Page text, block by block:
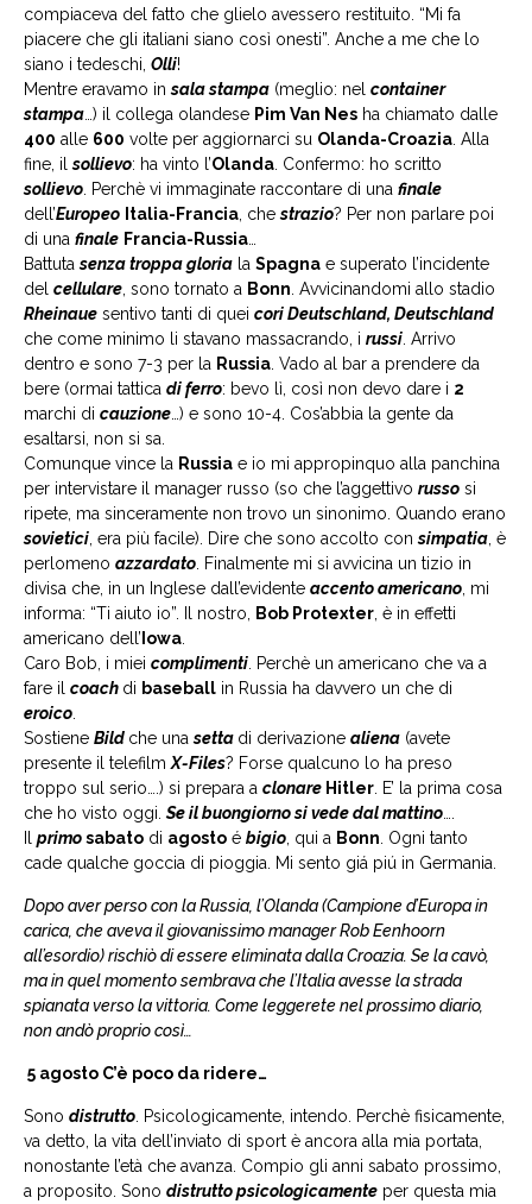
compiaceva del fatto che glielo avessero restituito. “Mi fa
piacere che gli italiani siano così onesti”. Anche a me che lo
siano i tedeschi, Olli!
Mentre eravamo insala stampa (meglio: nel container
stampa …) il collega olandese Pim Van Nes ha chiamato dalle
400 alle 600 volte per aggiornarci su Olanda-Croazia . Alla
fine, ilsollievo: ha vinto l’Olanda . Confermo: ho scritto
sollievo . Perchè vi immaginate raccontare di una finale
dell’Europeo Italia-Francia , chestrazio? Per non parlare poi
di una finale Francia-Russia
Battutasenza troppa gloria la Spagna e superato l’incidente
del cellulare , sono tornato a Bonn . Avvicinandomi allo stadio
Rheinaue sentivo tanti di quei cori Deutschland, Deutschland
che come minimo li stavano massacrando, i russi . Arrivo
dentro e sono 7-3 per la Russia . Vado al bar a prendere da
bere (ormai tattica di ferro: bevo lì, così non devo dare i 2
marchi di cauzione …) e sono 10-4. Cos’abbia la gente da
esaltarsi, non si sa.
Comunque vince la Russia e io mi appropinquo alla panchina
per intervistare il manager russo (so che l’aggettivo russo si
ripete, ma sinceramente non trovo un sinonimo. Quando erano
sovietici , era più facile). Dire che sono accolto consimpatia , è
perlomeno azzardato . Finalmente mi si avvicina un tizio in
divisa che, in un Inglese dall’evidente accento americano , mi
informa: “Ti aiuto io”. Il nostro,
Bob Protexter , è in effetti
americano dell’ Iowa
Caro Bob, i miei complimenti . Perchè un americano che va a
fare il coach di baseball in Russia ha davvero un che di
eroico
Sostiene Bild che unasetta di derivazione aliena (avete
presente il telefilm X-Files? Forse qualcuno lo ha preso
troppo sul serio….) si prepara a clonare Hitler . E’ la prima cosa
che ho visto oggi.Se il buongiorno si vede dal mattino
primosabato di agosto é bigio , qui a Bonn . Ogni tanto
cade qualche goccia di pioggia. Mi sento giá piú in Germania.
Dopo aver perso con la Russia, l’Olanda (Campione d’Europa in
carica, che aveva il giovanissimo manager Rob Eenhoorn
all’esordio) rischiò di essere eliminata dalla Croazia. Se la cavò,
ma in quel momento sembrava che l’Italia avesse la strada
spianata verso la vittoria. Come leggerete nel prossimo diario,
non andò proprio così…
5 agosto C’è poco da ridere…
Sono distrutto . Psicologicamente, intendo. Perchè fisicamente,
va detto, la vita dell’inviato di sport è ancora alla mia portata,
nonostante l’età che avanza. Compio gli anni sabato prossimo,
a proposito. Sono distrutto psicologicamente per questa mia